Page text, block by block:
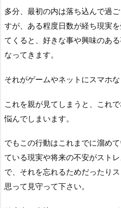
多分、最初の内は落ち込んで過
すが、ある程度日数が経ち現実
てくると、好きな事や興味のあ
なってきます。
それがゲームやネットにスマホな
これを親が見てしまうと、これ
悩んでしまいます。
でもこの行動はこれまでに溜め
ている現実や将来の不安がスト
で、それを忘れるためだったり
思って見守って下さい。